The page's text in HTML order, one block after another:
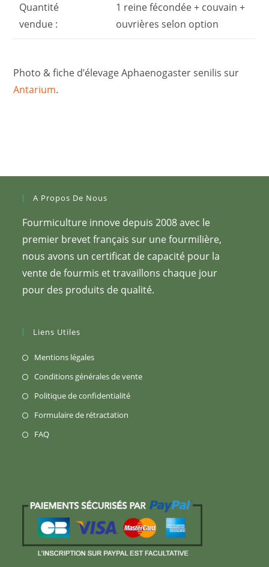
Quantité
vendue :
1 reine fécondée + couvain +
ouvrières selon option
Photo & fiche d’élevage Aphaenogaster senilis sur
Antarium.
A Propos De Nous
Fourmiculture innove depuis 2008 avec le
premier brevet français sur une fourmilière,
nous avons un certificat de capacité pour la
vente de fourmis et travaillons chaque jour
pour des produits de qualité.
Liens Utiles
Mentions légalesS’ouvre
nouvel
onglet
Conditions générales de venteS’ouvre
Politique de confidentialitéS’ouvre
Formulaire de rétractation
FAQS’ouvre